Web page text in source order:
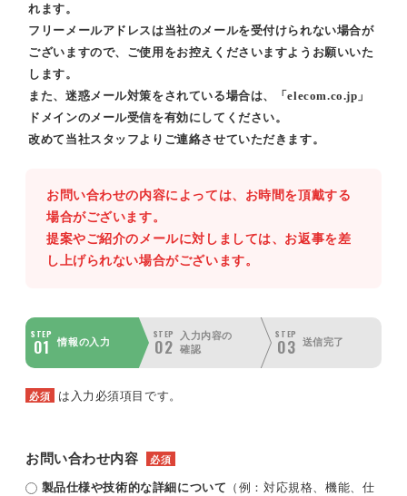
れます。
フリーメールアドレスは当社のメールを受付けられない場合が
ございますので、ご使用をお控えくださいますようお願いいた
します。
また、迷惑メール対策をされている場合は、「elecom.co.jp」
ドメインのメール受信を有効にしてください。
改めて当社スタッフよりご連絡させていただきます。
お問い合わせの内容によっては、お時間を頂戴する
場合がございます。
提案やご紹介のメールに対しましては、お返事を差
し上げられない場合がございます。
STEP
01 情報の入力
STEP
02
入力内容の
確認
STEP
03 送信完了
必須 は入力必須項目です。
お問い合わせ内容 必須
製品仕様や技術的な詳細について （例：対応規格、機能、仕